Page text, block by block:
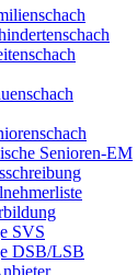
Senioren-EM
SVS
DSB/LSB